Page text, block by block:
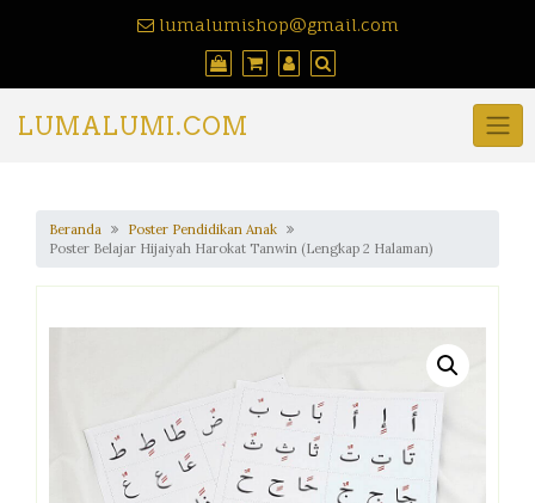
lumalumishop@gmail.com
LUMALUMI.COM
Beranda
Poster Pendidikan Anak
Poster Belajar Hijaiyah Harokat Tanwin (Lengkap 2 Halaman)